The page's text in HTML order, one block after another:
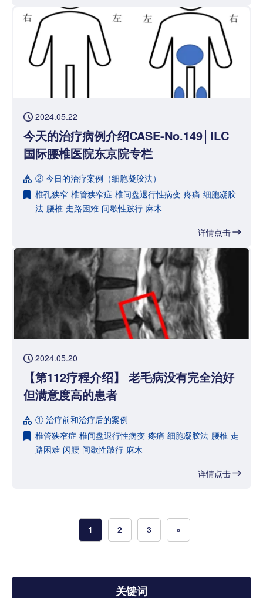
2024.05.22
今天的治疗病例介绍CASE-No.149│ILC
国际腰椎医院东京院专栏
② 今日的治疗案例（细胞凝胶法）
椎孔狭窄 椎管狭窄症 椎间盘退行性病变 疼痛 细胞凝胶
法 腰椎 走路困难 间歇性跛行 麻木
详情点击
2024.05.20
【第112疗程介绍】 老毛病没有完全治好
但满意度高的患者
① 治疗前和治疗后的案例
椎管狭窄症 椎间盘退行性病变 疼痛 细胞凝胶法 腰椎 走
路困难 闪腰 间歇性跛行 麻木
详情点击
1 2 3 »
关键词